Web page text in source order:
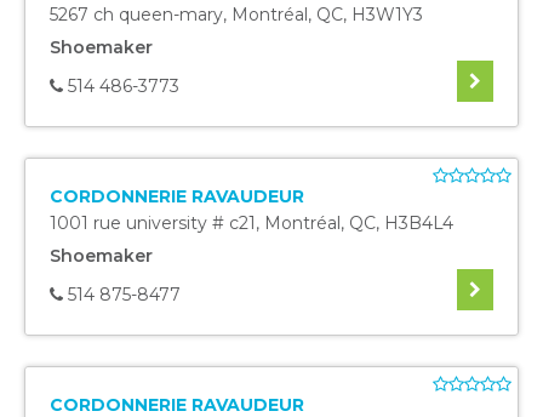
5267 ch queen-mary, Montréal, QC, H3W1Y3
Shoemaker
514 486-3773
CORDONNERIE RAVAUDEUR
1001 rue university # c21, Montréal, QC, H3B4L4
Shoemaker
514 875-8477
CORDONNERIE RAVAUDEUR